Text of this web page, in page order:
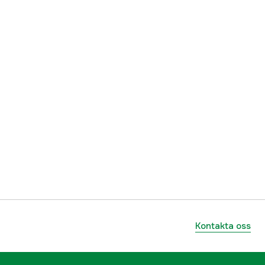
Kontakta oss